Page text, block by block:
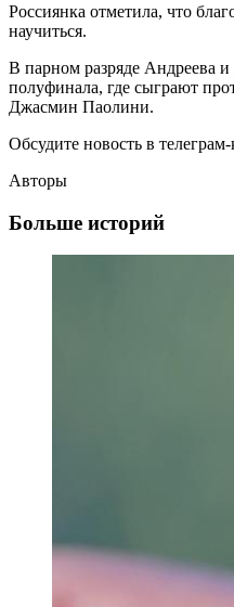
Россиянка отметила, что
научиться.
В парном разряде Андреева
полуфинала, где сыграют
Джасмин Паолини.
Обсудите новость в
Авторы
Больше историй